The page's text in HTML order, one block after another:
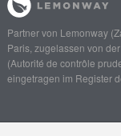
Partner von Lemonway
Paris, zugelassen von
(Autorité de contrôle
eingetragen im Register